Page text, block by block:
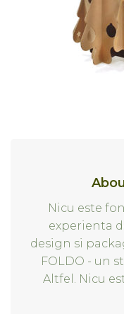
Nicu este
experienta
design si
FOLDO - un
Altfel. Nicu